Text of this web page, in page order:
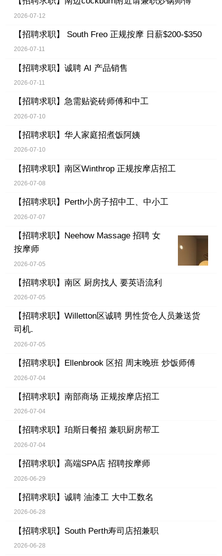
2026-07-12
【招聘求职】 South Freo 正规按摩 日薪$200-$350
2026-07-11
【招聘求职】 诚聘 AI 产品销售
2026-07-11
【招聘求职】 急需贴瓷砖师傅和中工
2026-07-10
【招聘求职】 华人家庭招煮饭阿姨
2026-07-10
【招聘求职】 南区Winthrop 正规按摩店招工
2026-07-08
【招聘求职】 Perth小房子招中工、中小工
2026-07-07
【招聘求职】 Neehow Massage 招聘 女
按摩师
2026-07-05
【招聘求职】 南区 厨房找人 要英语流利
2026-07-05
【招聘求职】 Willetton区诚聘 男性货仓人员兼送货
司机.
2026-07-05
【招聘求职】 Ellenbrook 区招 周末晚班 炒饭师傅
2026-07-04
【招聘求职】 南部商场 正规按摩店招工
2026-07-04
【招聘求职】 珀斯日餐招 兼职厨房帮工
2026-07-04
【招聘求职】 高端SPA店 招聘按摩师
2026-06-29
【招聘求职】 诚聘 油漆工 大中工数名
2026-06-28
【招聘求职】 South Perth寿司店招兼职
2026-06-28